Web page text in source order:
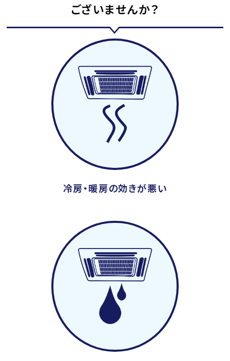
ございませんか？
冷房・暖房の効きが悪い